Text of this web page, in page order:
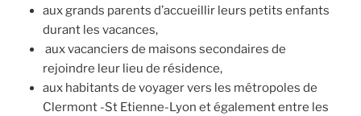
aux grands parents d’accueillir leurs petits enfants
durant les vacances,
aux vacanciers de maisons secondaires de
rejoindre leur lieu de résidence,
aux habitants de voyager vers les métropoles de
Clermont -St Etienne-Lyon et également entre les